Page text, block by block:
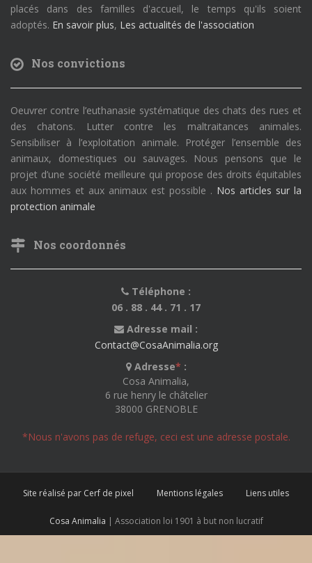
placés dans des familles d'accueil, le temps qu'ils soient
adoptés. En savoir plus, Les actualités de l'association
Nos convictions
Oeuvrer contre l’euthanasie systématique des chats des rues et
des chatons. Lutter contre les maltraitances animales.
Sensibiliser à l’exploitation animale. Protéger l’ensemble des
animaux, domestiques ou sauvages. Nous pensons que le
projet d’une société meilleure qui propose des droits équitables
aux hommes et aux animaux est possible . Nos articles sur la
protection animale
Nos coordonnés
Téléphone :
06 . 88 . 44 . 71 . 17
Adresse mail :
Contact@CosaAnimalia.org
Adresse* :
Cosa Animalia,
6 rue henry le châtelier
38000 GRENOBLE
*Nous n'avons pas de refuge, ceci est une adresse postale.
Site réalisé par Cerf de pixel Mentions légales Liens utiles
Cosa Animalia | Association loi 1901 à but non lucratif